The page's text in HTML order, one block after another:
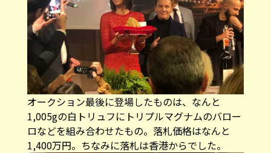
オークション最後に登場したものは、なんと
1,005gの白トリュフにトリプルマグナムのバロー
ロなどを組み合わせたもの。落札価格はなんと
1,400万円。ちなみに落札は香港からでした。